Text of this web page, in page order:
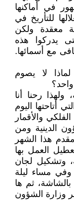
في أماكنها
للتأريخ في
معقدة ولكن
يدركوا هذه
مع أسمائها.
لا يصوم
رحنا أنا
أتاحتها اليوم
والأقمار
الدينية ومن
هذا الشهر
العمل بها
وتشكيل لجان
وفي مساء ليلة
ثم ها
وزارة الشؤون